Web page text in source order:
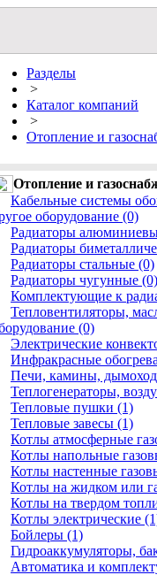
Разделы
>
Каталог компаний
>
Отопление и
Отопление и
Кабельные системы
оборудование (0)
Радиаторы
Радиаторы
Радиаторы стальные (0)
Радиаторы чугунные (0)
Комплектующие к
Тепловентиляторы,
(0)
Электрические
Инфракрасные
Печи, камины,
Теплогенераторы,
Тепловые пушки (1)
Тепловые завесы (1)
Котлы атмосферные
Котлы напольные
Котлы настенные
Котлы на жидком или
Котлы на твердом
Котлы электрические
Бойлеры (1)
Гидроаккумуляторы,
Автоматика и